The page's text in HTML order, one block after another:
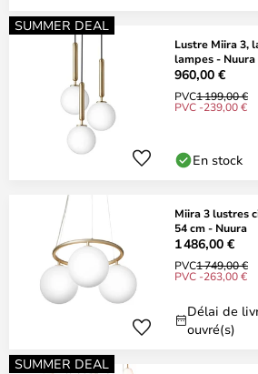
SUMMER DEAL
Lustre Miira 3,
lampes - Nuura
960,00 €
PVC1 199,00 €
PVC -239,00 €
En stock
Miira 3 lustres
54 cm - Nuura
1 486,00 €
PVC1 749,00 €
PVC -263,00 €
Délai de
ouvré(s)
SUMMER DEAL